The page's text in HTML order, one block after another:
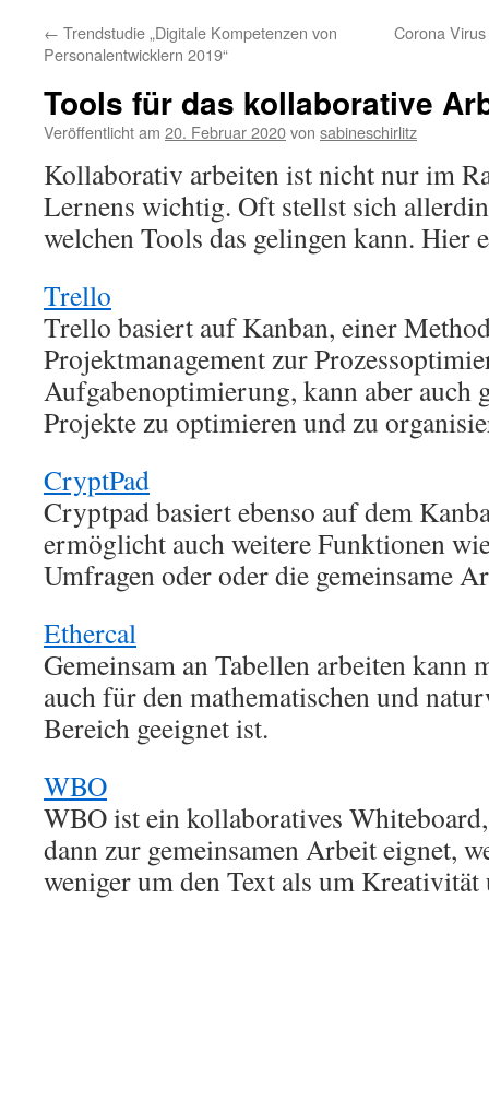
← Trendstudie „Digitale Kompetenzen von
Personalentwicklern 2019“
Corona
Tools für das kollaborative
Veröffentlicht am 20. Februar 2020von sabineschirlitz
Kollaborativ arbeiten ist nicht nur im
Lernens wichtig. Oft stellst sich
welchen Tools das gelingen kann. Hier
Trello
Trello basiert auf Kanban, einer
Projektmanagement zur
Aufgabenoptimierung, kann aber auch
Projekte zu optimieren und zu
CryptPad
Cryptpad basiert ebenso auf dem
ermöglicht auch weitere Funktionen
Umfragen oder oder die gemeinsame
Ethercal
Gemeinsam an Tabellen arbeiten kann
auch für den mathematischen und
Bereich geeignet ist.
WBO
WBO ist ein kollaboratives
dann zur gemeinsamen Arbeit eignet,
weniger um den Text als um Kreativität